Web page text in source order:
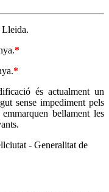
*
*
és actualment un
sense impediment pels
bellament les
- Generalitat de